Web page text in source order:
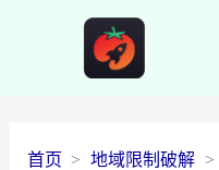
首页
地域限制破解